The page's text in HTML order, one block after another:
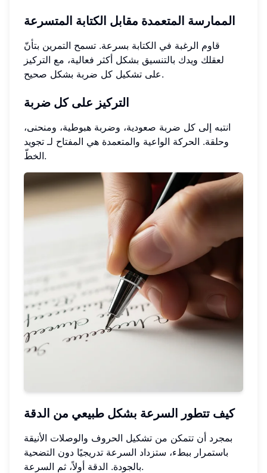
الممارسة المتعمدة مقابل الكتابة المتسرعة
قاوم الرغبة في الكتابة بسرعة. تسمح التمرين بتأنّ
لعقلك ويدك بالتنسيق بشكل أكثر فعالية، مع التركيز
على تشكيل كل ضربة بشكل صحيح.
التركيز على كل ضربة
انتبه إلى كل ضربة صعودية، وضربة هبوطية، ومنحنى،
وحلقة. الحركة الواعية والمتعمدة هي المفتاح لـ تجويد
الخطّ.
كيف تتطور السرعة بشكل طبيعي من الدقة
بمجرد أن تتمكن من تشكيل الحروف والوصلات الأنيقة
باستمرار ببطء، ستزداد السرعة تدريجيًا دون التضحية
بالجودة. الدقة أولاً، ثم السرعة.